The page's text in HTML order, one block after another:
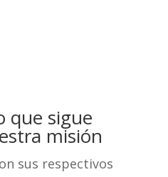
que sigue
misión
sus respectivos